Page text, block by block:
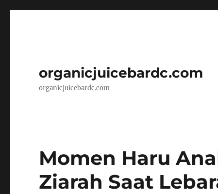
organicjuicebardc.com
organicjuicebardc.com
Momen Haru
Ziarah Saat